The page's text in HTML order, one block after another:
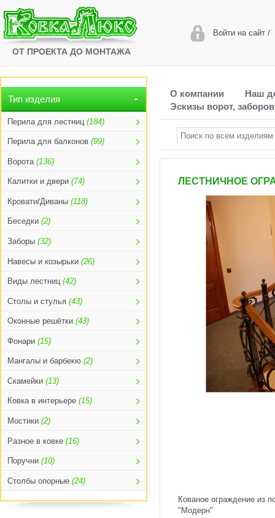
ОТ ПРОЕКТА ДО МОНТАЖА
Войти на сайт/
Тип изделия
Перила для лестниц (184)
Перила для балконов (99)
Ворота (136)
Калитки и двери (74)
Кровати/Диваны (118)
Беседки (2)
Заборы (32)
Навесы и козырьки (26)
Виды лестниц (42)
Столы и стулья (43)
Оконные решётки (43)
Фонари (15)
Мангалы и барбекю (2)
Скамейки (13)
Ковка в интерьере (15)
Мостики (2)
Разное в ковке (16)
Поручни (10)
Столбы опорные (24)
О компании
Наш
Эскизы ворот, заборов
ЛЕСТНИЧНОЕ
Кованое ограждение из
"Модерн"